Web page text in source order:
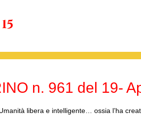
n. 961 del 19-
libera e intelligente… ossia l’ha